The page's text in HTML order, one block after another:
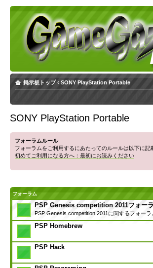
掲示板トップ ‹ SONY PlayStation Portable
SONY PlayStation Portable
フォーラムルール
フォーラムをご利用するにあたってのルールは以下に記
初めてご利用になる方へ：最初にお読みください
フォーラム
PSP Genesis competition 2011フォー
PSP Genesis competition 2011に関するフォーラ
PSP Homebrew
PSP Hack